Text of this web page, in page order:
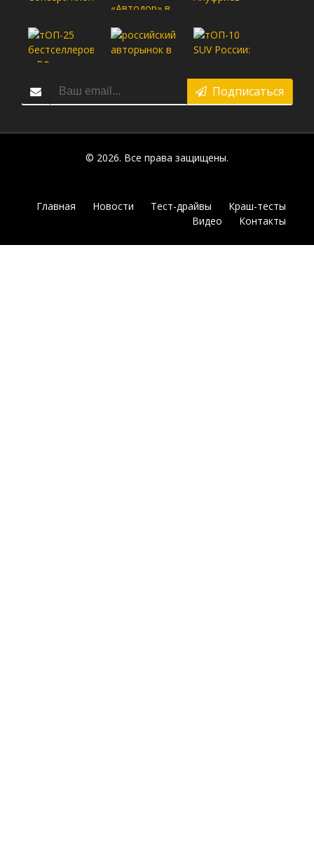
Подписаться
© 2026. Все права защищены.
Главная Новости Тест-драйвы
Краш-тесты
Видео
Контакты